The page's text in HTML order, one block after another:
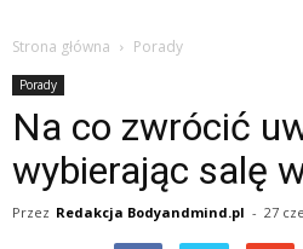
Strona główna Porady
Porady
Na co zwrócić
wybierając salę
Przez Redakcja Bodyandmind.pl - 27